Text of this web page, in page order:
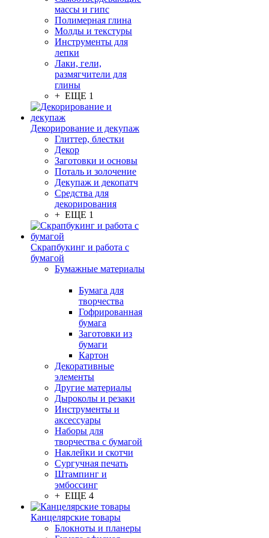
массы и гипс
Полимерная глина
Молды и текстуры
Инструменты для
лепки
Лаки, гели,
размягчители для
глины
+ ЕЩЕ 1
Декорирование и декупаж
Глиттер, блестки
Декор
Заготовки и основы
Поталь и золочение
Декупаж и декопатч
Средства для
декорирования
+ ЕЩЕ 1
Скрапбукинг и работа с
бумагой
Бумажные материалы
Бумага для
творчества
Гофрированная
бумага
Заготовки из
бумаги
Картон
Декоративные
элементы
Другие материалы
Дыроколы и резаки
Инструменты и
аксессуары
Наборы для
творчества с бумагой
Наклейки и скотчи
Сургучная печать
Штампинг и
эмбоссинг
+ ЕЩЕ 4
Канцелярские товары
Блокноты и планеры